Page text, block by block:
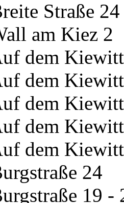
Straße 24
am Kiez 2
dem
dem
dem
dem
dem
24
19 -